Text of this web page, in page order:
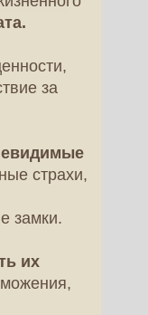
за
страхи,
замки.
их